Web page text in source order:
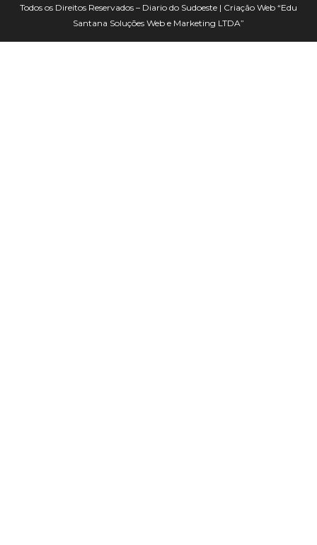
Todos os Direitos Reservados – Diario do Sudoeste | Criação Web “Edu
Santana Soluções Web e Marketing LTDA”